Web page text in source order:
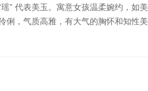
” 代表美玉。寓意女孩温柔婉约，如
俐，气质高雅，有大气的胸怀和知性美